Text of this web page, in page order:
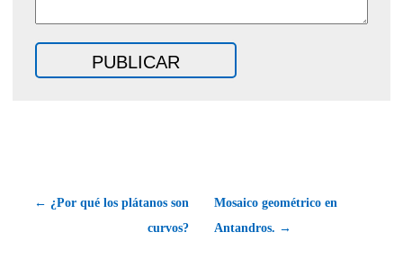
← ¿Por qué los plátanos son
curvos?
Mosaico geométrico en
Antandros. →